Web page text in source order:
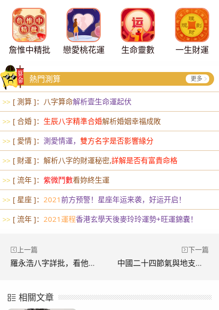
詹惟中精批 戀愛桃花運 生命靈數 一生財運
熱門測算 更多
>> [ 測算 ]：八字算命解析壹生命運起伏
>> [ 合婚 ]： 生辰八字精準合婚解析婚姻幸福成敗
>> [ 愛情 ]： 測愛情運， 雙方名字是否影響緣分
>> [ 財運 ]：解析八字的財運秘密,詳解是否有富貴命格
>> [ 流年 ]： 紫微鬥數看妳終生運
>> [ 星座 ]： 2021前方预警！星座年运来袭，好运开启！
>> [ 流年 ]： 2021運程香港玄學天後麥玲玲運勢+旺運錦囊！
上一篇
羅永浩八字詳批，看他如何笑談風云
下一篇
中國二十四節氣與地支對照表
相關文章